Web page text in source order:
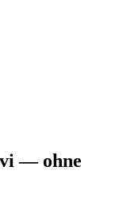
— ohne